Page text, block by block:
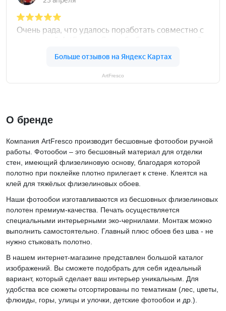
ArtFresco
О бренде
Компания ArtFresco производит бесшовные фотообои ручной
работы. Фотообои – это бесшовный материал для отделки
стен, имеющий флизелиновую основу, благодаря которой
полотно при поклейке плотно прилегает к стене. Клеятся на
клей для тяжёлых флизелиновых обоев.
Наши фотообои изготавливаются из бесшовных флизелиновых
полотен премиум-качества. Печать осуществляется
специальными интерьерными эко-чернилами. Монтаж можно
выполнить самостоятельно. Главный плюс обоев без шва - не
нужно стыковать полотно.
В нашем интернет-магазине представлен большой каталог
изображений. Вы сможете подобрать для себя идеальный
вариант, который сделает ваш интерьер уникальным. Для
удобства все сюжеты отсортированы по тематикам (лес, цветы,
флюиды, горы, улицы и улочки, детские фотообои и др.).